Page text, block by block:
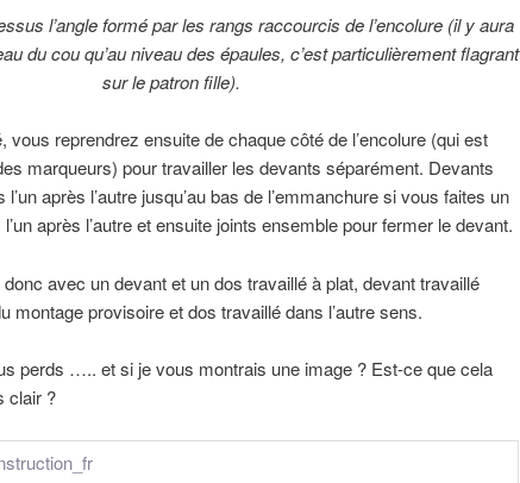
l’angle formé par les rangs raccourcis de l’encolure (il y aura
du cou qu’au niveau des épaules, c’est particulièrement flagrant
sur le patron fille).
vous reprendrez ensuite de chaque côté de l’encolure (qui est
marqueurs) pour travailler les devants séparément. Devants
après l’autre jusqu’au bas de l’emmanchure si vous faites un
après l’autre et ensuite joints ensemble pour fermer le devant.
avec un devant et un dos travaillé à plat, devant travaillé
montage provisoire et dos travaillé dans l’autre sens.
perds ….. et si je vous montrais une image ? Est-ce que cela
clair ?